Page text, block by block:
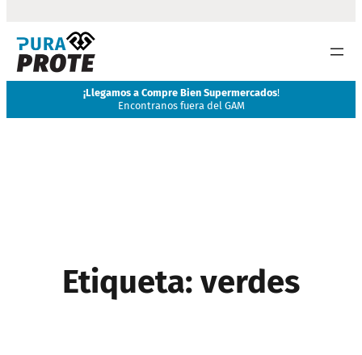
¡Llegamos a Compre Bien Supermercados!
Encontranos fuera del GAM
Etiqueta: verdes